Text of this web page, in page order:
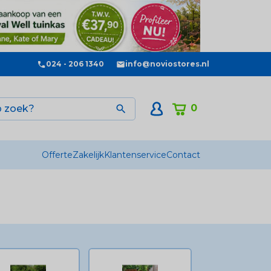
024 - 206 1340 info@noviostores.nl
0

OfferteZakelijkKlantenserviceContact